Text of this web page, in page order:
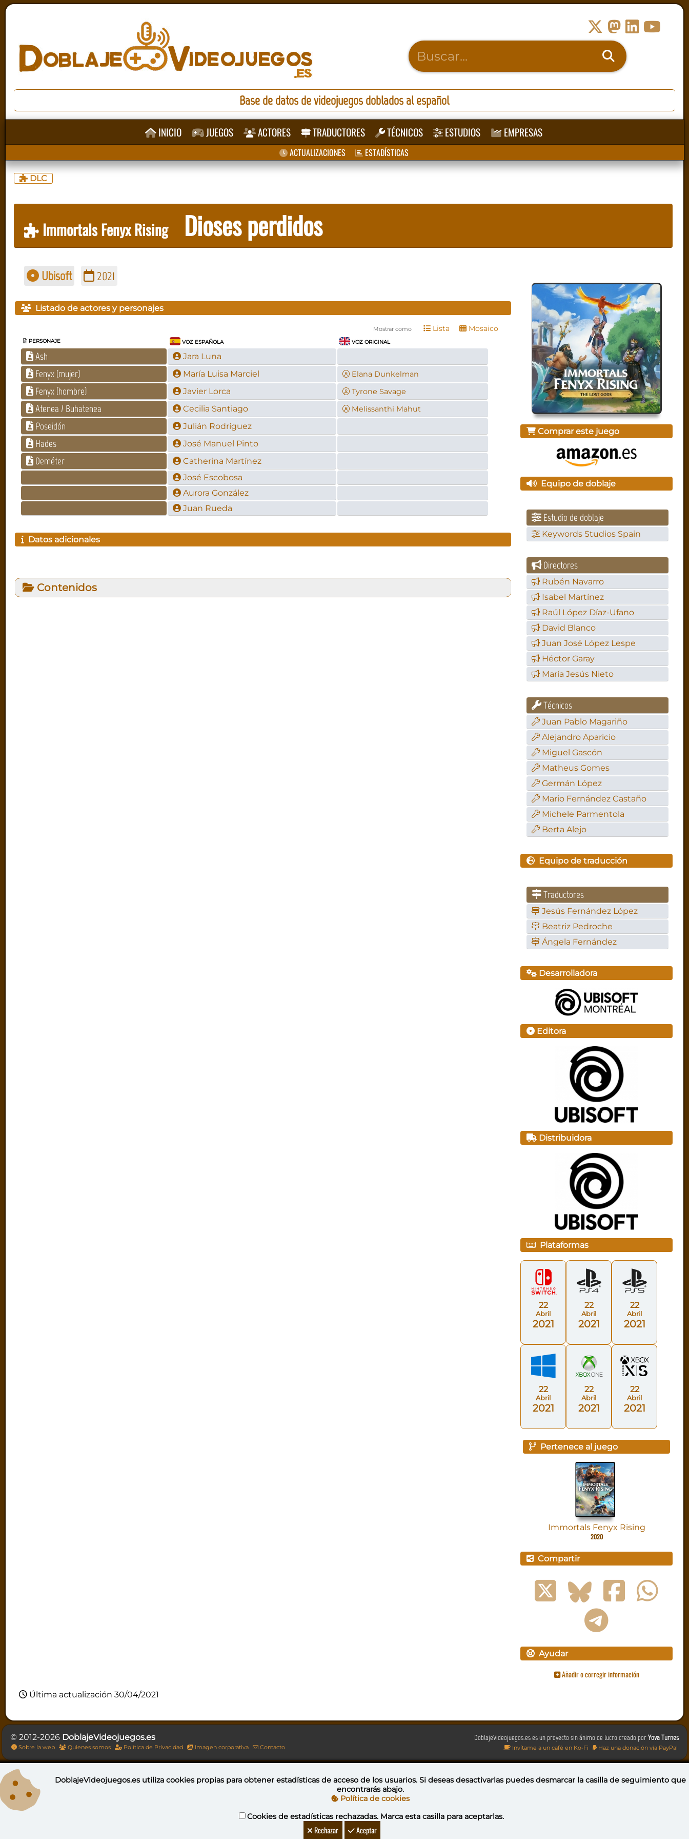
Base de datos de videojuegos doblados al español
INICIO JUEGOS ACTORES TRADUCTORES TÉCNICOS ESTUDIOS EMPRESAS
ACTUALIZACIONES ESTADÍSTICAS
DLC
Immortals Fenyx Rising Dioses perdidos
Ubisoft 2021
Listado de actores y personajes
Mostrar como Lista Mosaico
PERSONAJE VOZ ESPAÑOLA VOZ ORIGINAL
Ash Jara Luna
Fenyx (mujer) María Luisa Marciel Elana Dunkelman
Fenyx (hombre) Javier Lorca Tyrone Savage
Atenea / Buhatenea Cecilia Santiago Melissanthi Mahut
Poseidón Julián Rodríguez
Hades José Manuel Pinto
Deméter
Catherina Martínez
José Escobosa
Aurora González
Juan Rueda
Datos adicionales
Contenidos
Comprar este juego
Equipo de doblaje
Estudio de doblaje
Keywords Studios Spain
Directores
Rubén Navarro
Isabel Martínez
Raúl López Díaz-Ufano
David Blanco
Juan José López Lespe
Héctor Garay
María Jesús Nieto
Técnicos
Juan Pablo Magariño
Alejandro Aparicio
Miguel Gascón
Matheus Gomes
Germán López
Mario Fernández Castaño
Michele Parmentola
Berta Alejo
Equipo de traducción
Traductores
Jesús Fernández López
Beatriz Pedroche
Ángela Fernández
Desarrolladora
Editora
Distribuidora
Plataformas
22
Abril
2021
22
Abril
2021
22
Abril
2021
22
Abril
2021
22
Abril
2021
22
Abril
2021
Pertenece al juego
Immortals Fenyx Rising
2020
Compartir
Ayudar
Añadir o corregir información
Última actualización 30/04/2021
DoblajeVideojuegos.es es un proyecto sin ánimo de lucro creado porYova Turnes
Invítame a un café en Ko-Fi Haz una donación vía PayPal
© 2012-2026 DoblajeVideojuegos.es
Sobre la web Quienes somos Política de Privacidad Imagen corporativa Contacto
Esta obra está bajo una licencia de Creative Commons Reconocimiento-NoComercial-CompartirIgual 4.0 Internacional
YovaGamingNetwork
DeVuego GAL DeVuego LATAM
DoblajeVideojuegos.es utilizacookies propiaspara obtener estadísticas de acceso de los usuarios. Si deseas desactivarlas puedesdesmarcar la casilla de seguimiento que
encontrarás abajo.
Política de cookies
Cookies de estadísticas rechazadas. Marca esta casilla para aceptarlas.
Rechazar Aceptar